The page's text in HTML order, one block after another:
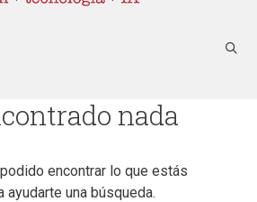
nada
encontrar lo que estás
ayudarte una búsqueda.